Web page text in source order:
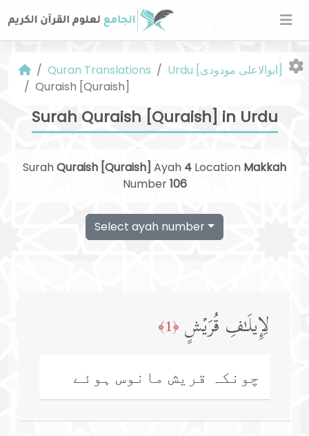
Quran Translations
Urdu [ابوالاعلی مودودی]
Quraish [Quraish]
Surah Quraish [Quraish] in Urdu
SurahQuraish [Quraish] Ayah 4 Location Makkah
Number106
Select ayah number
لِإِیلَـٰفِ قُرَیۡشٍ ﴿1﴾
چونکہ قریش مانوس ہوئے